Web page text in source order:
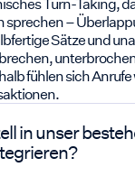
sprechen –
Sätze und
fühlen sich
in unser